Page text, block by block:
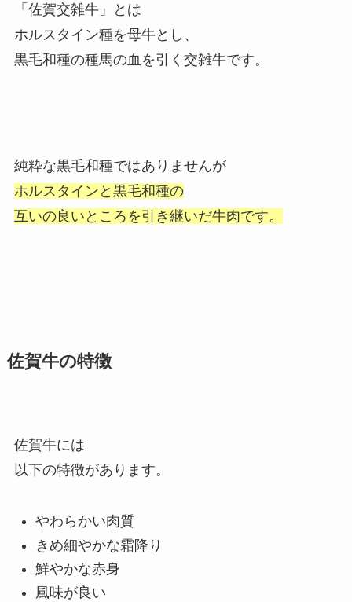
「佐賀交雑牛」とは
ホルスタイン種を母牛とし、
黒毛和種の種馬の血を引く交雑牛です。
純粋な黒毛和種ではありませんが
ホルスタインと黒毛和種の
互いの良いところを引き継いだ牛肉です。
佐賀牛の特徴
佐賀牛には
以下の特徴があります。
やわらかい肉質
きめ細やかな霜降り
鮮やかな赤身
風味が良い